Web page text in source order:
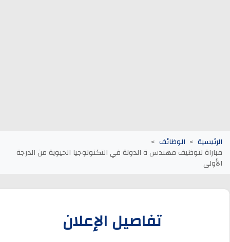
الرئيسية الوظائف
مباراة لتوظيف مهندس ة الدولة في التكنولوجيا الحيوية من الدرجة
الأولى
تفاصيل الإعلان